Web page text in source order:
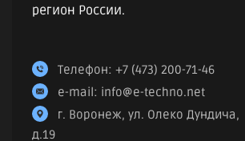
регион России.
Телефон: +7 (473) 200-71-46
e-mail: info@e-techno.net
г. Воронеж, ул. Олеко Дундича,
д.19